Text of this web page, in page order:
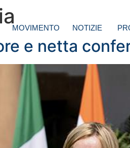
MOVIMENTO NOTIZIE
e netta